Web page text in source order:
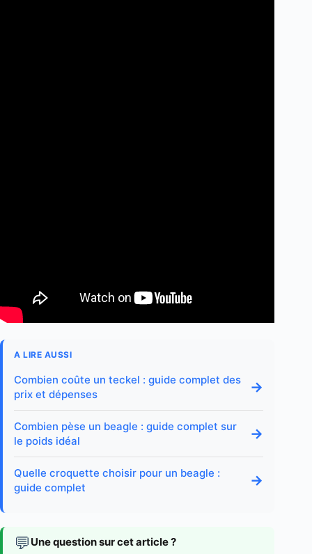
A LIRE AUSSI
Combien coûte un teckel : guide complet des
prix et dépenses
→
Combien pèse un beagle : guide complet sur
le poids idéal
→
Quelle croquette choisir pour un beagle :
guide complet
→
💬 Une question sur cet article ?